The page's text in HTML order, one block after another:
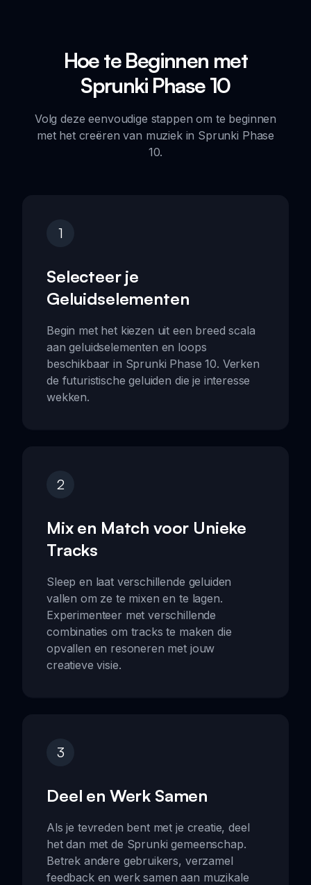
Hoe te Beginnen met
Sprunki Phase 10
Volg deze eenvoudige stappen om te beginnen
met het creëren van muziek in Sprunki Phase
10.
1
Selecteer je
Geluidselementen
Begin met het kiezen uit een breed scala
aan geluidselementen en loops
beschikbaar in Sprunki Phase 10. Verken
de futuristische geluiden die je interesse
wekken.
2
Mix en Match voor Unieke
Tracks
Sleep en laat verschillende geluiden
vallen om ze te mixen en te lagen.
Experimenteer met verschillende
combinaties om tracks te maken die
opvallen en resoneren met jouw
creatieve visie.
3
Deel en Werk Samen
Als je tevreden bent met je creatie, deel
het dan met de Sprunki gemeenschap.
Betrek andere gebruikers, verzamel
feedback en werk samen aan muzikale